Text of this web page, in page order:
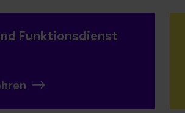
Funktionsdienst